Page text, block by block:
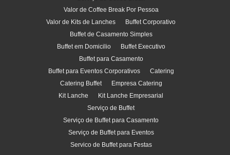
Valor de Coffee Break Por Pessoa
Valor de Kits de Lanches
Buffet Corporativo
Buffet de Casamento Simples
Buffet em Domicilio
Buffet Executivo
Buffet para Casamento
Buffet para Eventos Corporativos
Catering
Catering Buffet
Empresa Catering
Kit Lanche
Kit Lanche Empresarial
Serviço de Buffet
Serviço de Buffet para Casamento
Serviço de Buffet para Eventos
Servico de Buffet para Festas